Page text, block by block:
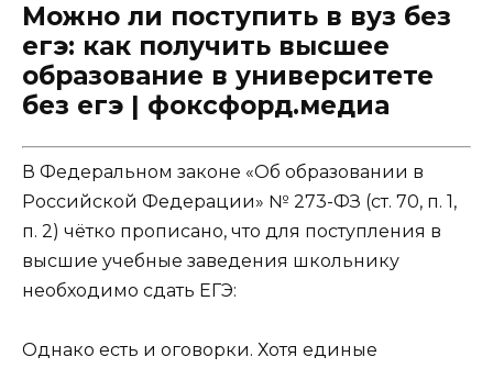
Можно ли поступить в вуз без
егэ: как получить высшее
образование в университете
без егэ | фоксфорд.медиа
В Федеральном законе «Об образовании в
Российской Федерации» № 273-ФЗ (ст. 70, п. 1,
п. 2) чётко прописано, что для поступления в
высшие учебные заведения школьнику
необходимо сдать ЕГЭ:
Однако есть и оговорки. Хотя единые